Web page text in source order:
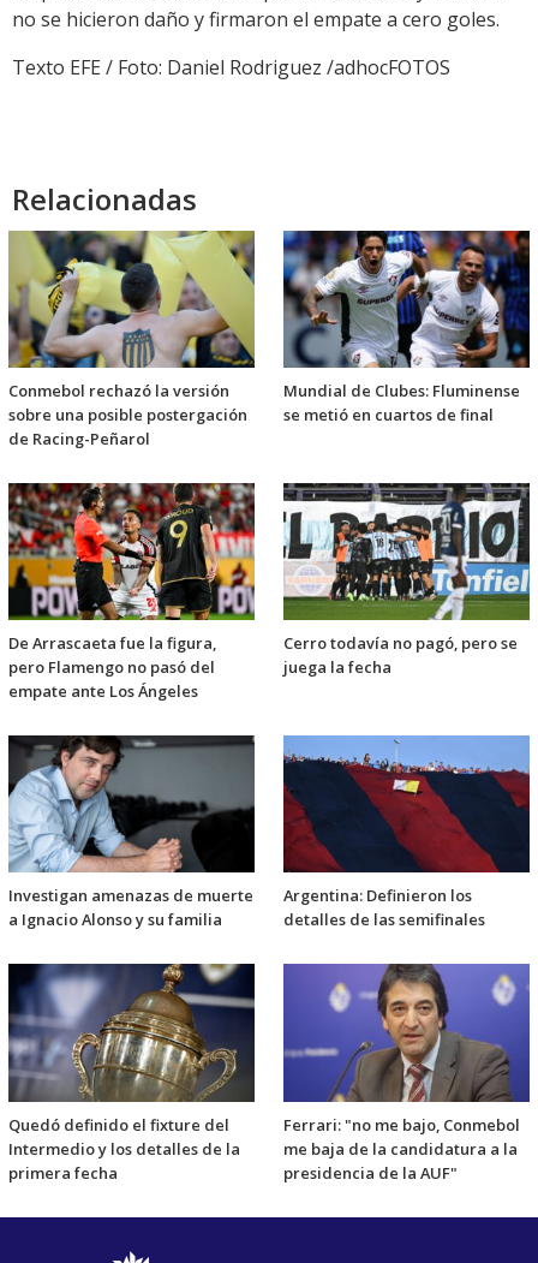
no se hicieron daño y firmaron el empate a cero goles.
Texto EFE / Foto: Daniel Rodriguez /adhocFOTOS
Relacionadas
Conmebol rechazó la versión
sobre una posible postergación
de Racing-Peñarol
Mundial de Clubes: Fluminense
se metió en cuartos de final
De Arrascaeta fue la figura,
pero Flamengo no pasó del
empate ante Los Ángeles
Cerro todavía no pagó, pero se
juega la fecha
Investigan amenazas de muerte
a Ignacio Alonso y su familia
Argentina: Definieron los
detalles de las semifinales
Quedó definido el fixture del
Intermedio y los detalles de la
primera fecha
Ferrari: "no me bajo, Conmebol
me baja de la candidatura a la
presidencia de la AUF"